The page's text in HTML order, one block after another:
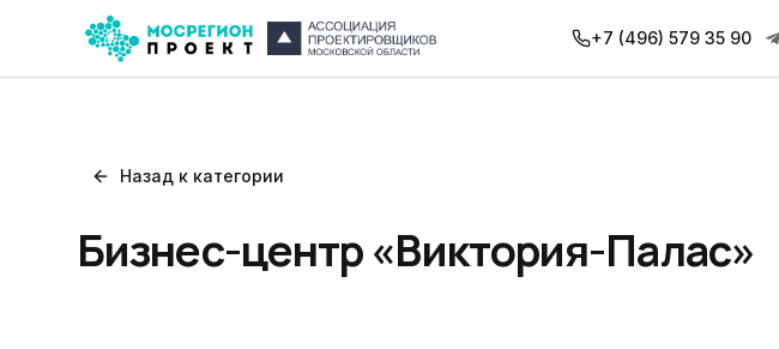
+7 (496) 579 35 90
Назад к категории
Бизнес-центр «Виктория-Палас»